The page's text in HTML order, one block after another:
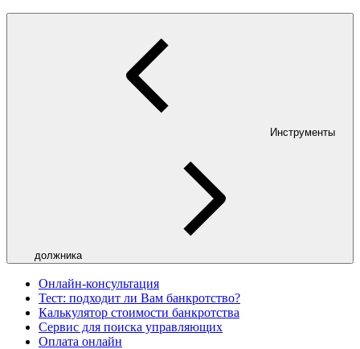
Инструменты
должника
Онлайн-консультация
Тест: подходит ли Вам банкротство?
Калькулятор стоимости банкротства
Сервис для поиска управляющих
Оплата онлайн